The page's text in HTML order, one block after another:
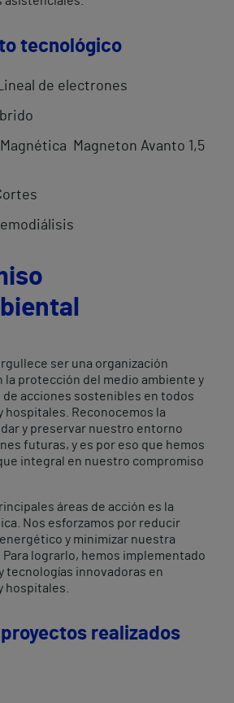
tecnológico
de electrones
Magneton Avanto 1,5
ser una organización
la protección del medio ambiente y
de acciones sostenibles en todos
hospitales. Reconocemos la
y preservar nuestro entorno
futuras, y es por eso que hemos
integral en nuestro compromiso
áreas de acción es la
Nos esforzamos por reducir
y minimizar nuestra
Para lograrlo, hemos implementado
tecnologías innovadoras en
hospitales.
proyectos realizados